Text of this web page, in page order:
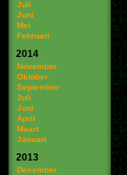
Juli
Juni
Mei
Februari
2014
November
Oktober
September
Juli
Juni
April
Maart
Januari
2013
December